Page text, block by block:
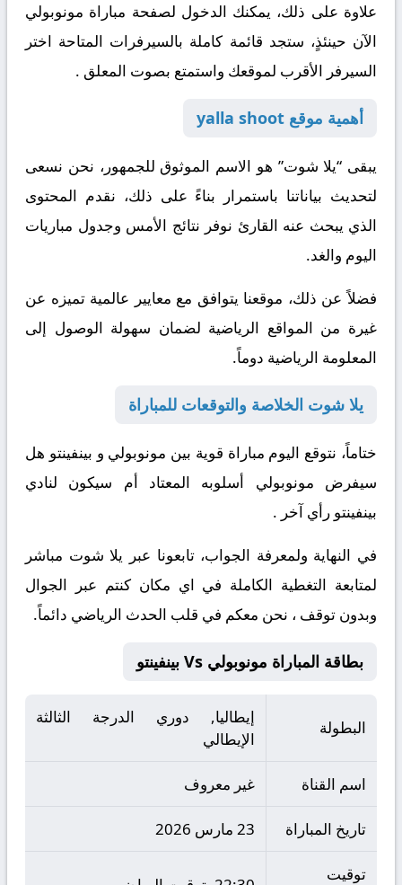
علاوة على ذلك، يمكنك الدخول لصفحة مباراة مونوبولي
الآن حينئذٍ، ستجد قائمة كاملة بالسيرفرات المتاحة اختر
السيرفر الأقرب لموقعك واستمتع بصوت المعلق .
أهمية موقع yalla shoot
يبقى “يلا شوت” هو الاسم الموثوق للجمهور، نحن نسعى
لتحديث بياناتنا باستمرار بناءً على ذلك، نقدم المحتوى
الذي يبحث عنه القارئ نوفر نتائج الأمس وجدول مباريات
اليوم والغد.
فضلاً عن ذلك، موقعنا يتوافق مع معايير عالمية تميزه عن
غيرة من المواقع الرياضية لضمان سهولة الوصول إلى
المعلومة الرياضية دوماً.
يلا شوت الخلاصة والتوقعات للمباراة
ختاماً، نتوقع اليوم مباراة قوية بين مونوبولي و بينفينتو هل
سيفرض مونوبولي أسلوبه المعتاد أم سيكون لنادي
بينفينتو رأي آخر .
في النهاية ولمعرفة الجواب، تابعونا عبر يلا شوت مباشر
لمتابعة التغطية الكاملة في اي مكان كنتم عبر الجوال
وبدون توقف ، نحن معكم في قلب الحدث الرياضي دائماً.
بطاقة المباراة مونوبولي Vs بينفينتو
البطولة
إيطاليا, دوري الدرجة الثالثة
الإيطالي
اسم القناة غير معروف
تاريخ المباراة 23 مارس 2026
توقيت